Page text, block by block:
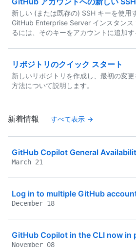
新しい (または既存の) SSH キーを使用
GitHub Enterprise Server インスタンス
るには、そのキーをアカウントに追加す
リポジトリのクイック スタート
新しいリポジトリを作成し、最初の変
方法について説明します。
新着情報 すべて表示
GitHub Copilot General
March 21
Log in to multiple GitHub
December 18
GitHub Copilot in the CLI now in
November 08